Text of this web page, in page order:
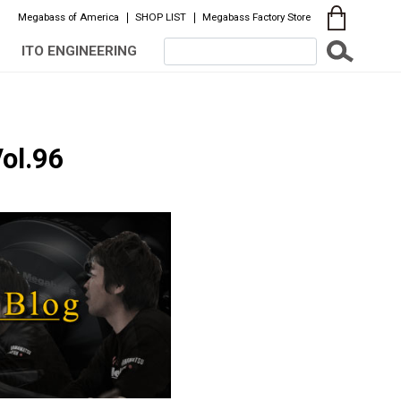
Megabass of America SHOP LIST Megabass Factory Store
ITO ENGINEERING